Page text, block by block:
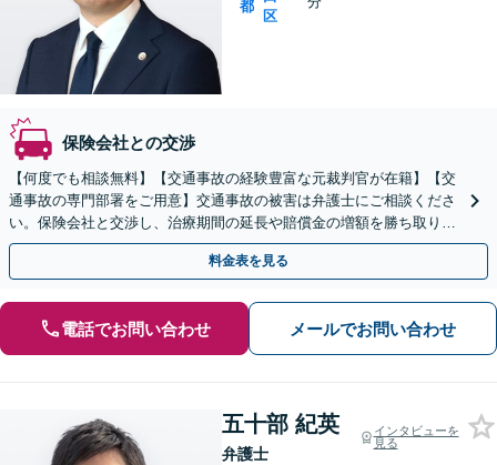
都
区
保険会社との交渉
【何度でも相談無料】【交通事故の経験豊富な元裁判官が在籍】【交
通事故の専門部署をご用意】交通事故の被害は弁護士にご相談くださ
い。保険会社と交渉し、治療期間の延長や賠償金の増額を勝ち取りま
す。後遺障害の等級認定の手続きなどもお任せください。
料金表を見る
電話でお問い合わせ メールでお問い合わせ
五十部 紀英
弁護士
インタビューを
見る